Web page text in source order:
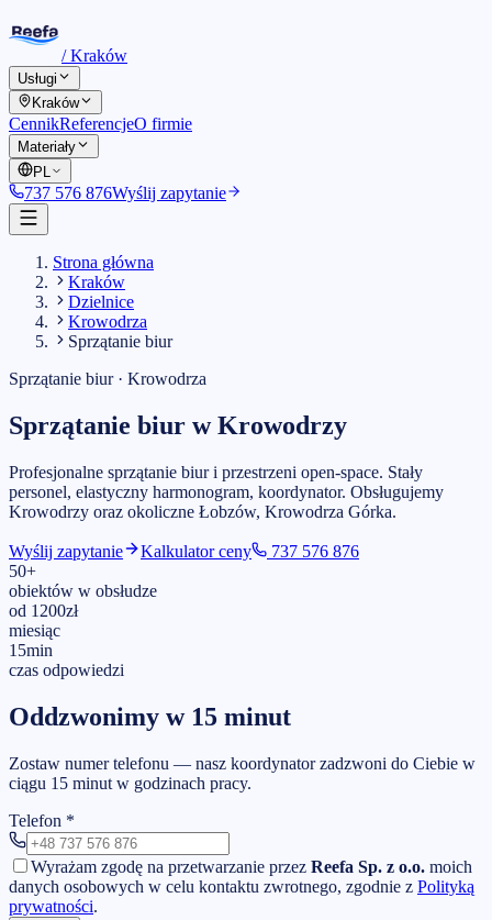
/Kraków
Usługi
Kraków
CennikReferencjeO firmie
Materiały
PL
737 576 876Wyślij zapytanie
Strona główna
Kraków
Dzielnice
Krowodrza
Sprzątanie biur
Sprzątanie biur· Krowodrza
Sprzątanie biur wKrowodrzy
Profesjonalne sprzątanie biur i przestrzeni open-space. Stały
personel, elastyczny harmonogram, koordynator. Obsługujemy
Krowodrzy oraz okoliczne Łobzów, Krowodrza Górka.
Wyślij zapytanie Kalkulator ceny
737 576 876
50+
obiektów w obsłudze
od 1200zł
miesiąc
15min
czas odpowiedzi
Oddzwonimy w 15 minut
Zostaw numer telefonu — nasz koordynator zadzwoni do Ciebie w
ciągu 15 minut w godzinach pracy.
Telefon *
Wyrażam zgodę na przetwarzanie przez Reefa Sp. z o.o. moich
danych osobowych w celu kontaktu zwrotnego, zgodnie z Polityką
prywatności.